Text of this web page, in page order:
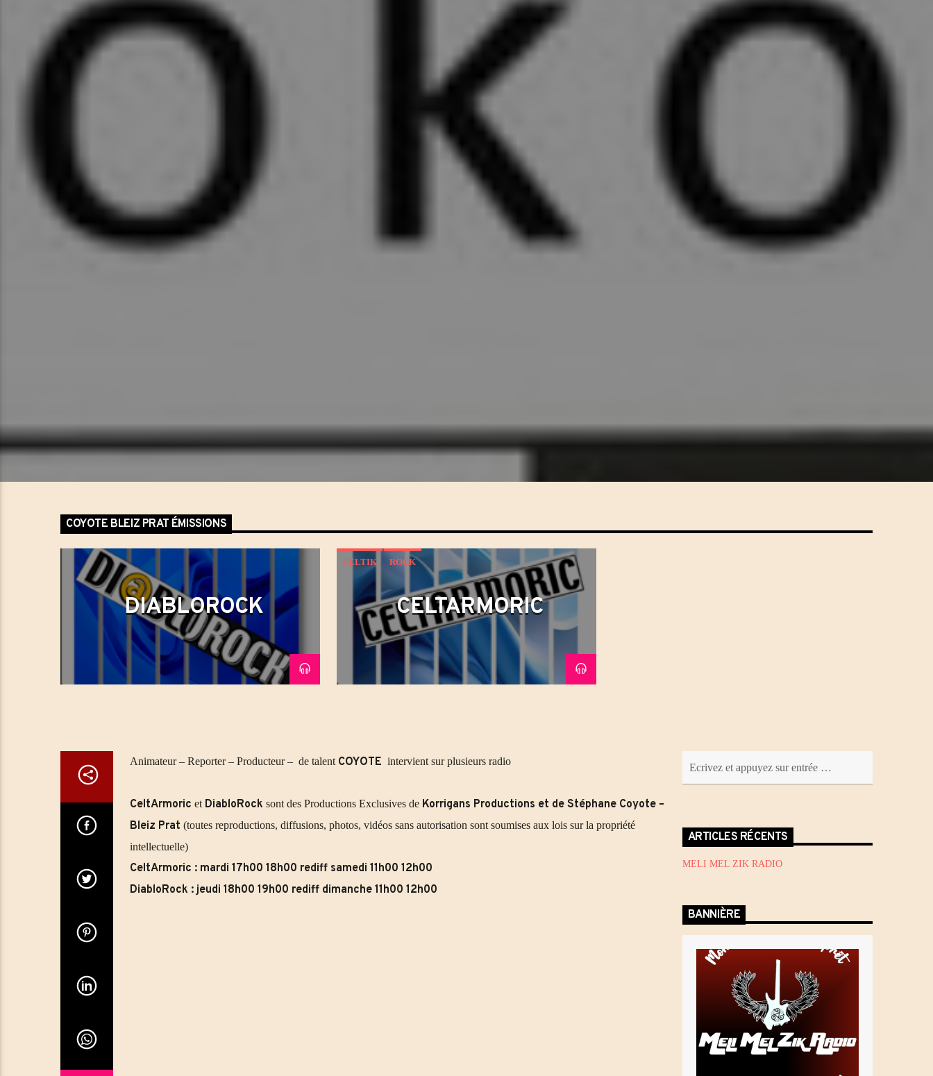
COYOTE BLEIZ PRAT ÉMISSIONS
DIABLOROCK
CELTIK ROCK
CELTARMORIC
Animateur – Reporter – Producteur – de talent COYOTE intervient sur plusieurs radio
CeltArmoric et DiabloRock sont des Productions Exclusives de Korrigans Productions et de Stéphane Coyote –
Bleiz Prat (toutes reproductions, diffusions, photos, vidéos sans autorisation sont soumises aux lois sur la propriété
intellectuelle)
CeltArmoric : mardi 17h00 18h00 rediff samedi 11h00 12h00
DiabloRock : jeudi 18h00 19h00 rediff dimanche 11h00 12h00
ARTICLES RÉCENTS
MELI MEL ZIK RADIO
BANNIÈRE